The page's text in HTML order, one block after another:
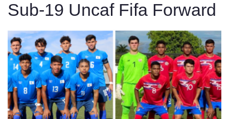
Sub-19 Uncaf Fifa Forward